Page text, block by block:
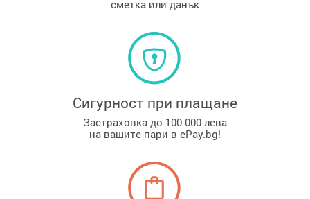
сметка или данък
Сигурност при плащане
Застраховка до 100 000 лева
на вашите пари в ePay.bg!